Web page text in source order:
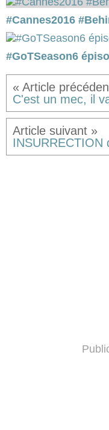
#Cannes2016
#GoTSeason6
C'est un mec, il